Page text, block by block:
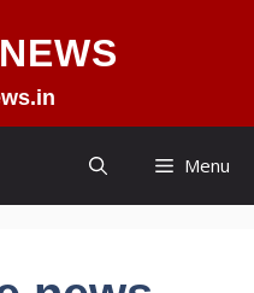
Menu